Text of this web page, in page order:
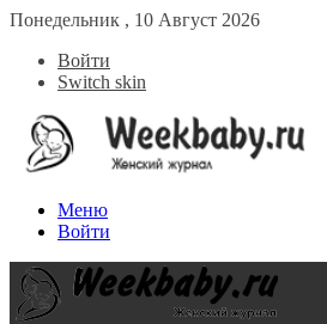
Понедельник , 10 Август 2026
Войти
Switch skin
Меню
Войти